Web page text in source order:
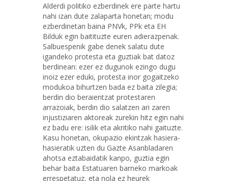
Alderdi politiko ezberdinek ere parte hartu
nahi izan dute zalaparta honetan; modu
ezberdinetan baina PNVk, PPk eta EH
Bilduk egin baitituzte euren adierazpenak.
Salbuespenik gabe denek salatu dute
igandeko protesta eta guztiak bat datoz
berdinean: ezer ez dugunok ezingo dugu
inoiz ezer eduki, protesta inor gogaitzeko
modukoa bihurtzen bada ez baita zilegia;
berdin dio beraientzat protestaren
arrazoiak, berdin dio salatzen ari zaren
injustiziaren aktoreak zurekin hitz egin nahi
ez badu ere: isilik eta akritiko nahi gaituzte.
Kasu honetan, okupazio ekintzak hasiera-
hasieratik uzten du Gazte Asanbladaren
ahotsa eztabaidatik kanpo, guztia egin
behar baita Estatuaren barneko markoak
errespetatuz, eta nola ez heurek